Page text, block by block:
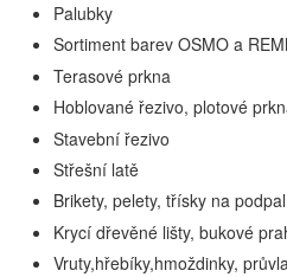
Palubky
Sortiment barev OSMO a
Terasové prkna
Hoblované řezivo, plotové
Stavební řezivo
Střešní latě
Brikety, pelety, třísky na podpal
Krycí dřevěné lišty, bukové
Vruty,hřebíky,hmoždinky,